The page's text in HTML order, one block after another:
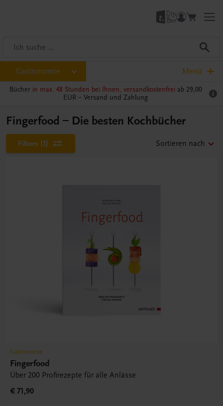
Gastronomie Menü
Bücher in max. 48 Stunden bei Ihnen, versandkostenfrei ab 29,00
EUR – Versand und Zahlung
Fingerfood – Die besten Kochbücher
Filtern (1) Sortieren nach
Gastronomie
Fingerfood
Über 200 Profirezepte für alle Anlässe
€ 71,90